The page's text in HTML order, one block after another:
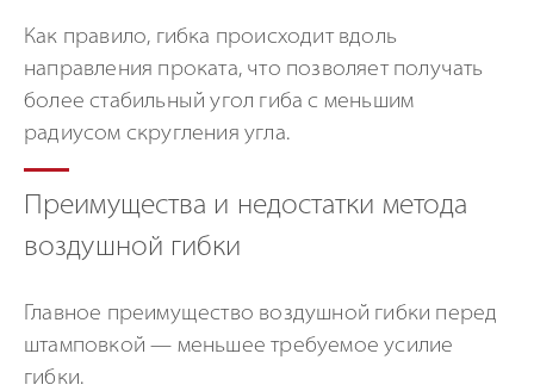
Как правило, гибка происходит вдоль
направления проката, что позволяет получать
более стабильный угол гиба с меньшим
радиусом скругления угла.
Преимущества и недостатки метода
воздушной гибки
Главное преимущество воздушной гибки перед
штамповкой — меньшее требуемое усилие
гибки.